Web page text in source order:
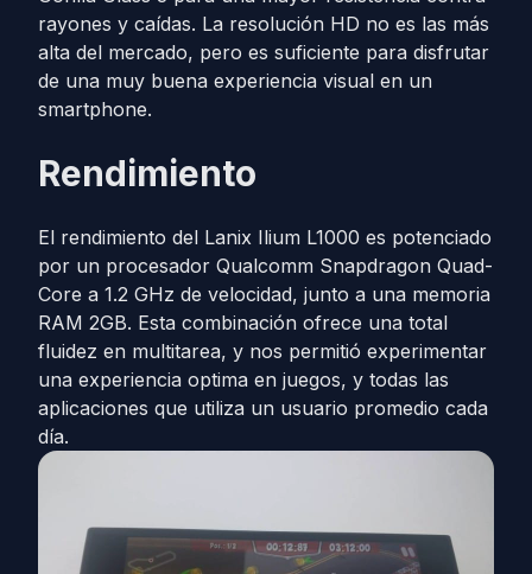
rayones y caídas. La resolución HD no es las más
alta del mercado, pero es suficiente para disfrutar
de una muy buena experiencia visual en un
smartphone.
Rendimiento
El rendimiento del Lanix Ilium L1000 es potenciado
por un procesador Qualcomm Snapdragon Quad-
Core a 1.2 GHz de velocidad, junto a una memoria
RAM 2GB. Esta combinación ofrece una total
fluidez en multitarea, y nos permitió experimentar
una experiencia optima en juegos, y todas las
aplicaciones que utiliza un usuario promedio cada
día.